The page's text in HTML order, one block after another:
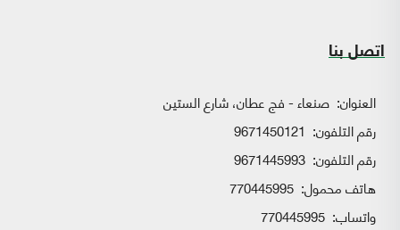
اتصل بنا
العنوان: صنعاء - فج عطان، شارع الستين
رقم التلفون: 9671450121
رقم التلفون: 9671445993
هاتف محمول: 770445995
واتساب: